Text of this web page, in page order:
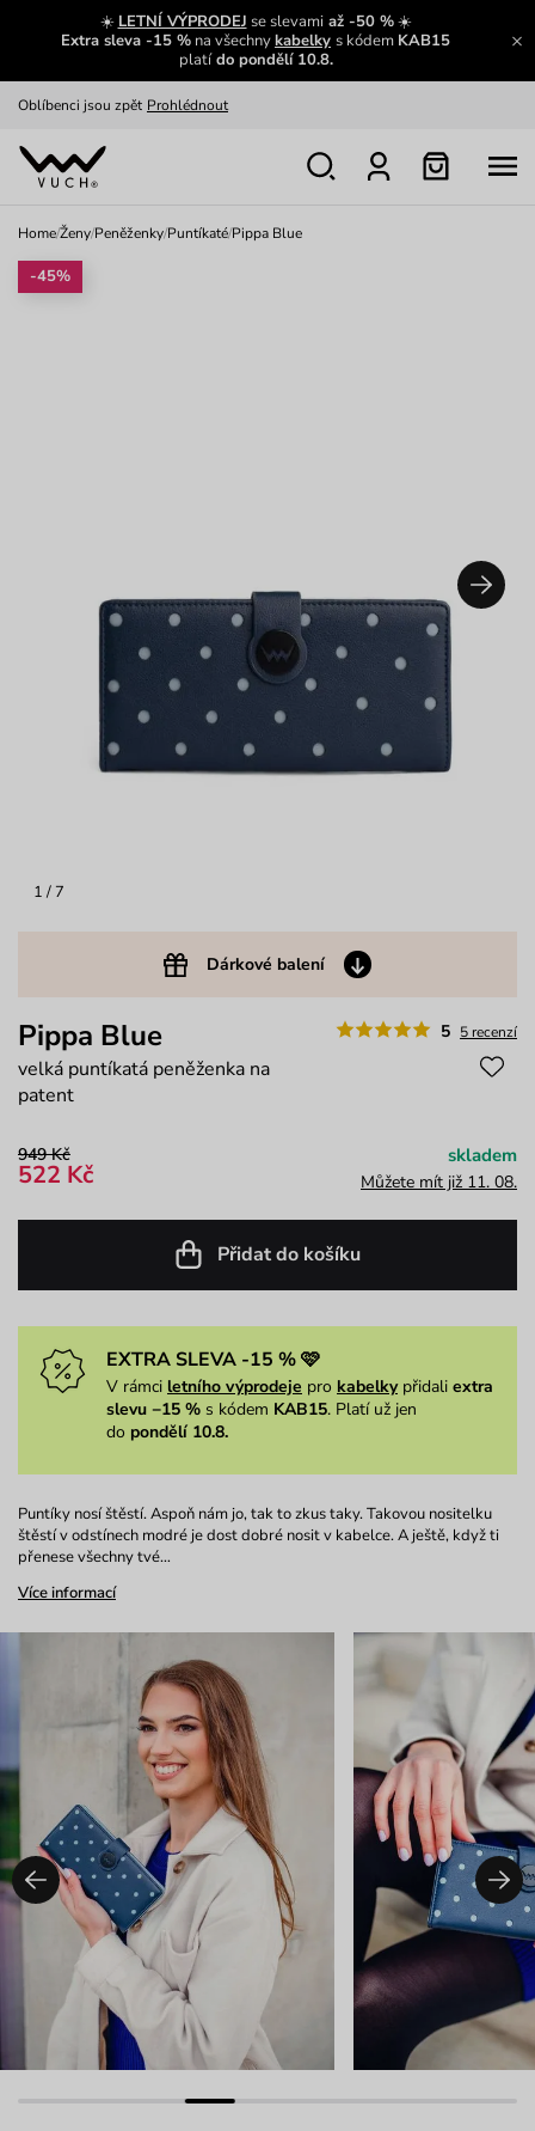
☀️ LETNÍ VÝPRODEJ se slevamiaž -50 %☀️
Extra sleva -15 % na všechnykabelky s kódem KAB15
platído pondělí 10.8.
Zajímavosti ze světa Vuch:
Zobrazit
Oblíbenci jsou zpět Prohlédnout
Nech se inspirovat
Home/Ženy/Peněženky/Puntíkaté/Pippa Blue
1 / 7
Dárkové balení
-45%
5 5 recenzí
Pippa Blue
velká puntíkatá peněženka na
patent
949 Kč
522 Kč
skladem
Můžete mít již 11. 08.
Přidat do košíku
EXTRA SLEVA -15 % 🩷
V rámci letního výprodeje pro kabelkypřidali extra
slevu −15 % s kódem KAB15. Platí už jen
do pondělí 10.8.
Puntíky nosí štěstí. Aspoň nám jo, tak to zkus taky. Takovou nositelku
štěstí v odstínech modré je dost dobré nosit v kabelce. A ještě, když ti
přenese všechny tvé…
Více informací